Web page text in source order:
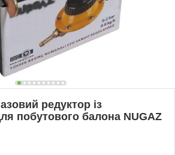
редуктор із
побутового балона NUGAZ